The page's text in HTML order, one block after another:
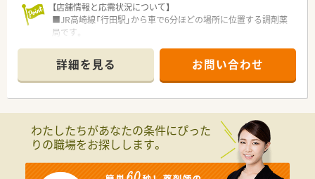
【店舗情報と応需状況について】
■JR高崎線「行田駅」から車で6分ほどの場所に位置する調剤薬
局です。
り約40枚です。
■勤務者は常勤薬剤師2名、パート薬剤師2名、医療事務2名の体
制で運営しています。
■経験3年目の薬剤師で年収510万円の提示実績がございます。
■経験やスキル、前職の年収を考慮し、最適な年収をご提案して
います。
■ラウンダー勤務を希望される場合は年収600万円以上も相談
可能です。
詳細を見る お問い合わせ
わたしたちがあなたの条件にぴった
りの職場をお探しします。